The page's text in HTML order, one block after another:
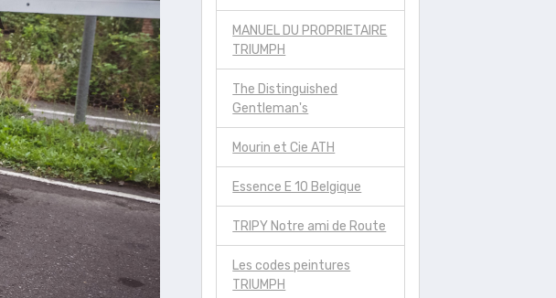
MANUEL DU PROPRIETAIRE
TRIUMPH
The Distinguished
Gentleman's
Mourin et Cie ATH
Essence E 10 Belgique
TRIPY Notre ami de Route
Les codes peintures
TRIUMPH